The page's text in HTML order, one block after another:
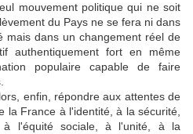
mouvement politique qui ne soit
du Pays ne se fera ni dans
mais dans un changement réel de
authentiquement fort en même
populaire capable de faire
enfin, répondre aux attentes de
la France à l'identité, à la sécurité,
l'équité sociale, à l'unité, à la